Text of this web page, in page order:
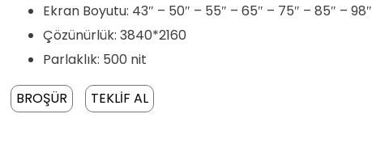
Ekran Boyutu: 43″ – 50″ – 55″ – 65″ – 75″ – 85″ – 98″
Çözünürlük: 3840*2160
Parlaklık: 500 nit
BROŞÜR TEKLİF AL